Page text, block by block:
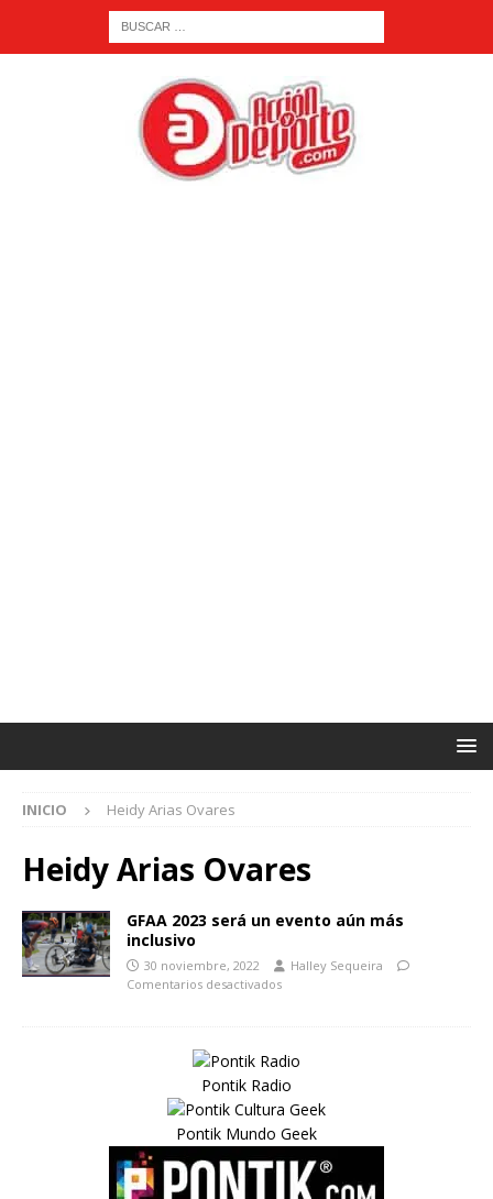
INICIO Heidy Arias Ovares
Heidy Arias Ovares
GFAA 2023 será un evento aún más
inclusivo
30 noviembre, 2022
Halley Sequeira
Comentarios desactivados
Pontik Radio
Pontik Mundo Geek